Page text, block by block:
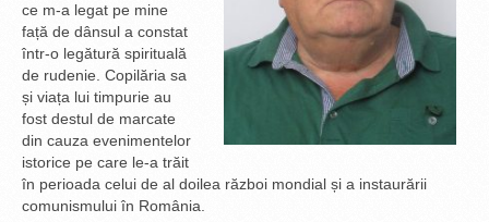
ce m-a legat pe mine
față de dânsul a constat
într-o legătură spirituală
de rudenie. Copilăria sa
și viața lui timpurie au
fost destul de marcate
din cauza evenimentelor
istorice pe care le-a trăit
în perioada celui de al doilea război mondial și a instaurării
comunismului în România.